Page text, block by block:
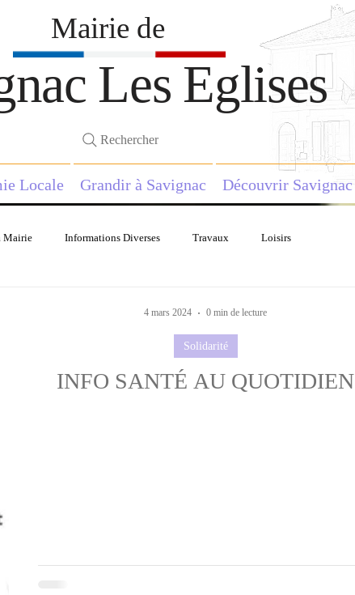
Les Eglises
Locale Grandir à Savignac Découvrir Savignac
Mairie de
Rechercher
Mairie Informations Diverses Travaux Loisirs
INFO SANTÉ AU QUOTIDIEN
Solidarité
4 mars 2024 0 min de lecture